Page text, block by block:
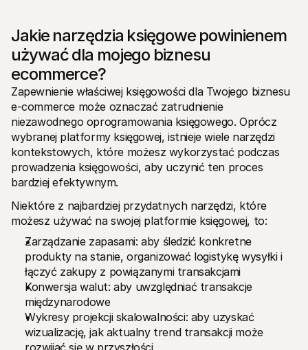
Jakie narzędzia księgowe powinienem
używać dla mojego biznesu
ecommerce?
Zapewnienie właściwej księgowości dla Twojego biznesu
e-commerce może oznaczać zatrudnienie
niezawodnego oprogramowania księgowego. Oprócz
wybranej platformy księgowej, istnieje wiele narzędzi
kontekstowych, które możesz wykorzystać podczas
prowadzenia księgowości, aby uczynić ten proces
bardziej efektywnym.
Niektóre z najbardziej przydatnych narzędzi, które
możesz używać na swojej platformie księgowej, to:
Zarządzanie zapasami: aby śledzić konkretne
produkty na stanie, organizować logistykę wysyłki i
łączyć zakupy z powiązanymi transakcjami
Konwersja walut: aby uwzględniać transakcje
międzynarodowe
Wykresy projekcji skalowalności: aby uzyskać
wizualizację, jak aktualny trend transakcji może
rozwijać się w przyszłości